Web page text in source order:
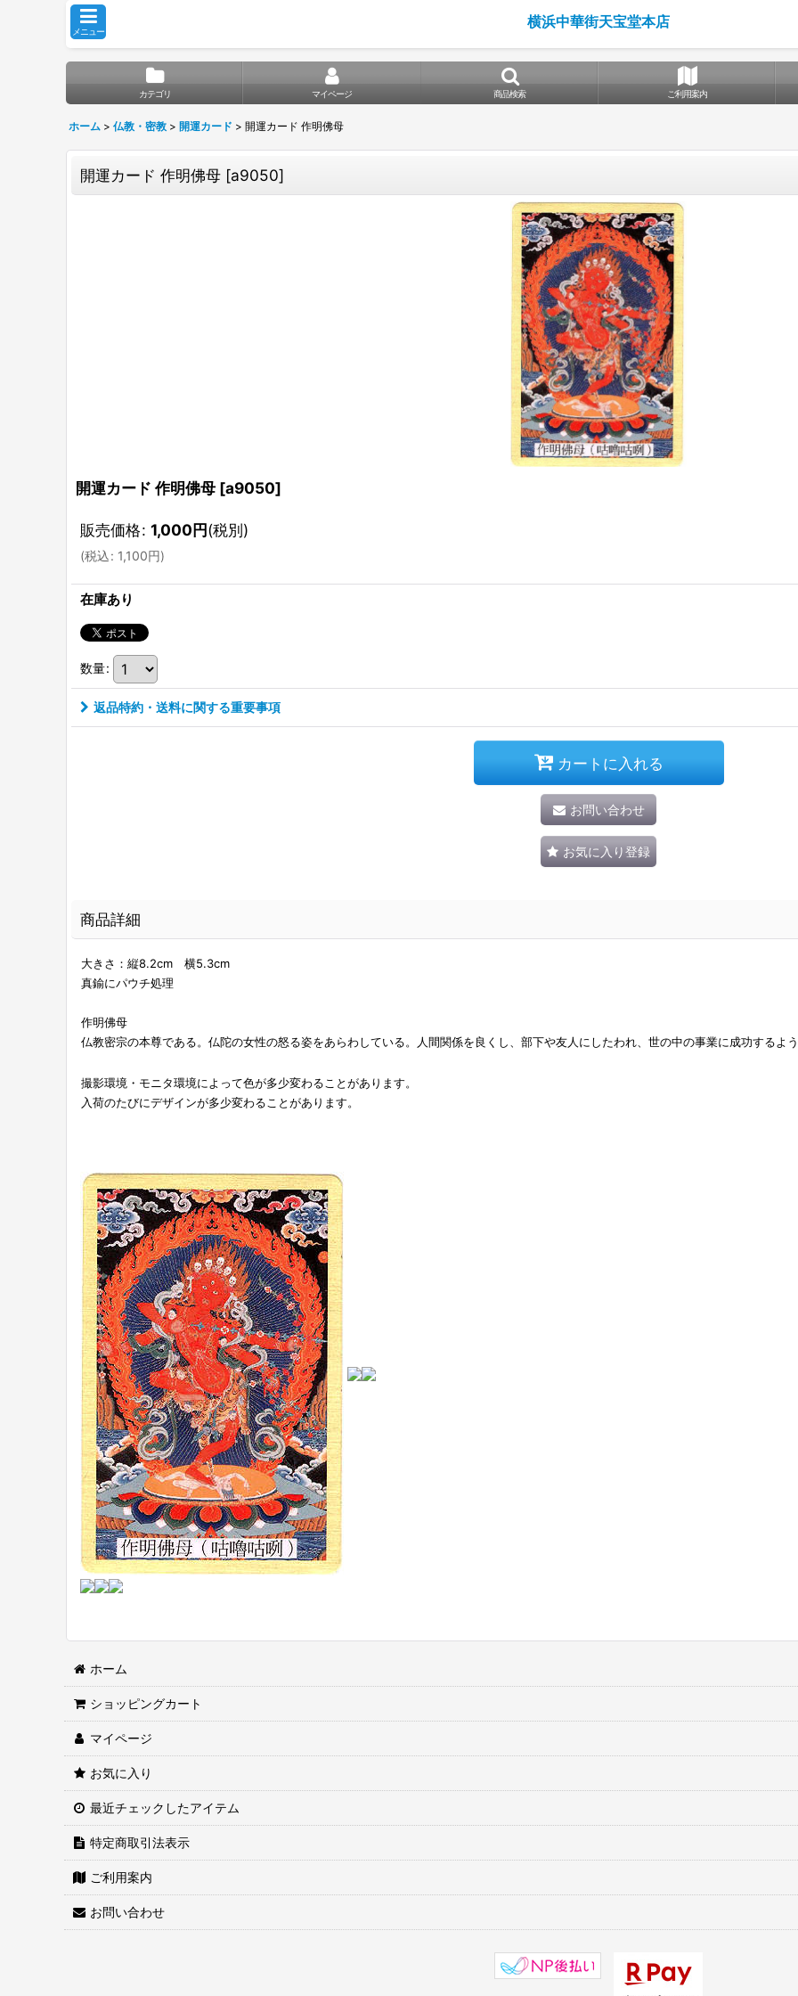
メニュー
横浜中華街天宝堂本店
カテゴリ マイページ 商品検索 ご利用案内
ホーム > 仏教・密教 > 開運カード > 開運カード 作明佛母
開運カード 作明佛母 [a9050]
開運カード 作明佛母 [a9050]
販売価格: 1,000円(税別)
(税込: 1,100円)
在庫あり
数量:
返品特約・送料に関する重要事項
カートに入れる
お問い合わせ
お気に入り登録
商品詳細
大きさ：縦8.2cm 横5.3cm
真鍮にパウチ処理
作明佛母
仏教密宗の本尊である。仏陀の女性の怒る姿をあらわしている。人間関係を良くし、部下や友人にしたわれ、世の中の事業に成功するよう
撮影環境・モニタ環境によって色が多少変わることがあります。
入荷のたびにデザインが多少変わることがあります。
ホーム
ショッピングカート
マイページ
お気に入り
最近チェックしたアイテム
特定商取引法表示
ご利用案内
お問い合わせ